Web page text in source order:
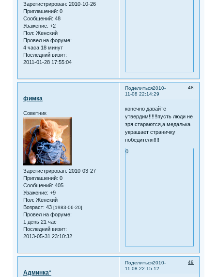
Зарегистрирован: 2010-10-26
Приглашений: 0
Сообщений: 48
Уважение: +2
Пол: Женский
Провел на форуме:
4 часа 18 минут
Последний визит:
2011-01-28 17:55:04
Поделиться 48
2010-
11-08 22:14:29
фимка
Советник
Зарегистрирован: 2010-03-27
Приглашений: 0
Сообщений: 405
Уважение: +9
Пол: Женский
Возраст: 43 [1983-06-20]
Провел на форуме:
1 день 21 час
Последний визит:
2013-05-31 23:10:32
конечно давайте
утвердим!!!!!!пусть люди не
зря стараются,а медалька
украшает страничку
победителя!!!!
0
Поделиться 49
2010-
11-08 22:15:12
Админка*